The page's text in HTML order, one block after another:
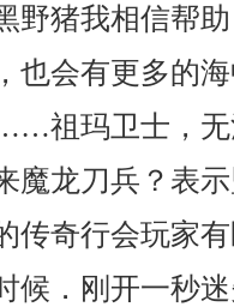
野猪我相信帮
也会有更多的
祖玛卫士，
魔龙刀兵？表
传奇行会玩家
候．刚开一秒